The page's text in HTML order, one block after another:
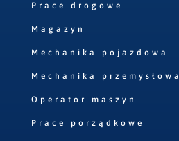
Prace drogowe
Magazyn
Mechanika pojazdowa
Mechanika przemysłowa
Operator maszyn
Prace porządkowe